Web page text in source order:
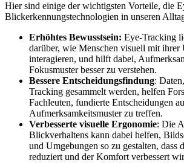
Hier sind einige der wichtigsten Vorteile, die
Blickerkennungstechnologien in unseren
Erhöhtes Bewusstsein: Eye-Tracking
darüber, wie Menschen visuell mit ihrer
interagieren, und hilft dabei,
Fokusmuster besser zu verstehen.
Bessere Entscheidungsfindung:
Tracking gesammelt werden, helfen
Fachleuten, fundierte Entscheidungen
Aufmerksamkeitsmuster zu treffen.
Verbesserte visuelle Ergonomie: Die
Blickverhaltens kann dabei helfen,
und Umgebungen so zu gestalten, dass
reduziert und der Komfort verbessert